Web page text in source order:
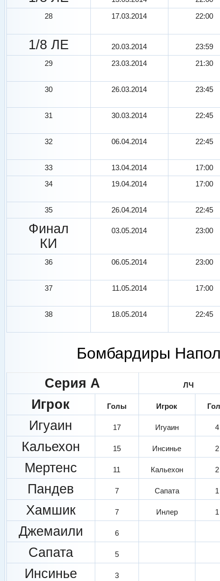
28
17.03.2014 22:00
1/8 ЛЕ 20.03.2014
23:59
29
23.03.2014 21:30
30 26.03.2014 23:45
31 30.03.2014 22:45
32 06.04.2014 22:45
33 13.04.2014
17:00
34
19.04.2014 17:00
35 26.04.2014 22:45
Финал
КИ
03.05.2014 23:00
36 06.05.2014 23:00
37 11.05.2014 17:00
38 18.05.2014 22:45
Бомбардиры
Серия А ЛЧ
Игрок Голы Игрок
Игуаин 17 Игуаин 4
Кальехон 15 Инсинье 2
Мертенс 11 Кальехон 2
Пандев 7 Сапата 1
Хамшик 7 Инлер 1
Джемаили 6
Сапата 5
Инсинье 3